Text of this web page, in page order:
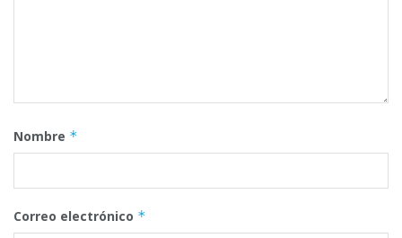
Nombre *
Correo electrónico *